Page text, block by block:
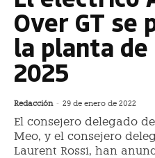
Over GT se
la planta de
2025
Redacción - 29 de enero de 2022
El consejero delegado
Meo, y el consejero
Laurent Rossi, han